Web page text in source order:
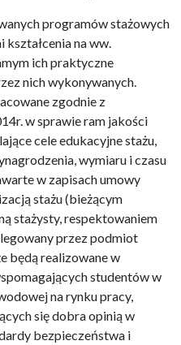
programów stażowych
kształcenia na ww.
ich praktyczne
nich wykonywanych.
zgodnie z
w sprawie ram jakości
cele edukacyjne stażu,
wymiaru i czasu
w zapisach umowy
stażu (bieżącym
stażysty, respektowaniem
przez podmiot
będą realizowane w
studentów w
na rynku pracy,
się dobra opinią w
bezpieczeństwa i